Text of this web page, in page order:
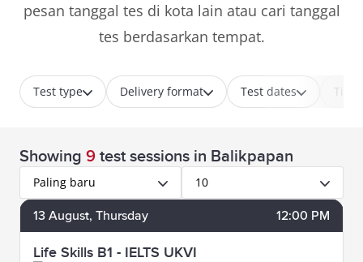
pesan tanggal tes di kota lain atau cari tanggal
tes berdasarkan tempat.
Test type Delivery format Test dates
Showing 9 test sessions in Balikpapan
Paling baru 10
13 August, Thursday 12:00 PM
Life Skills B1 - IELTS UKVI